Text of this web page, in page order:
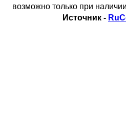
возможно только при
Источник -